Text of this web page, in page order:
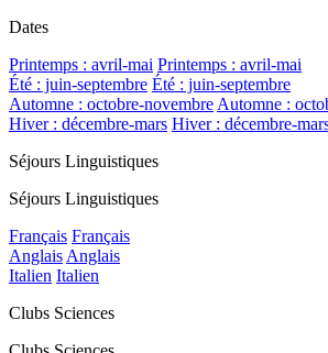
Dates
Printemps : avril-mai Printemps : avril-mai
Été : juin-septembre Été : juin-septembre
Automne : octobre-novembre Automne :
Hiver : décembre-mars Hiver : décembre-
Séjours Linguistiques
Séjours Linguistiques
Français Français
Anglais Anglais
Italien Italien
Clubs Sciences